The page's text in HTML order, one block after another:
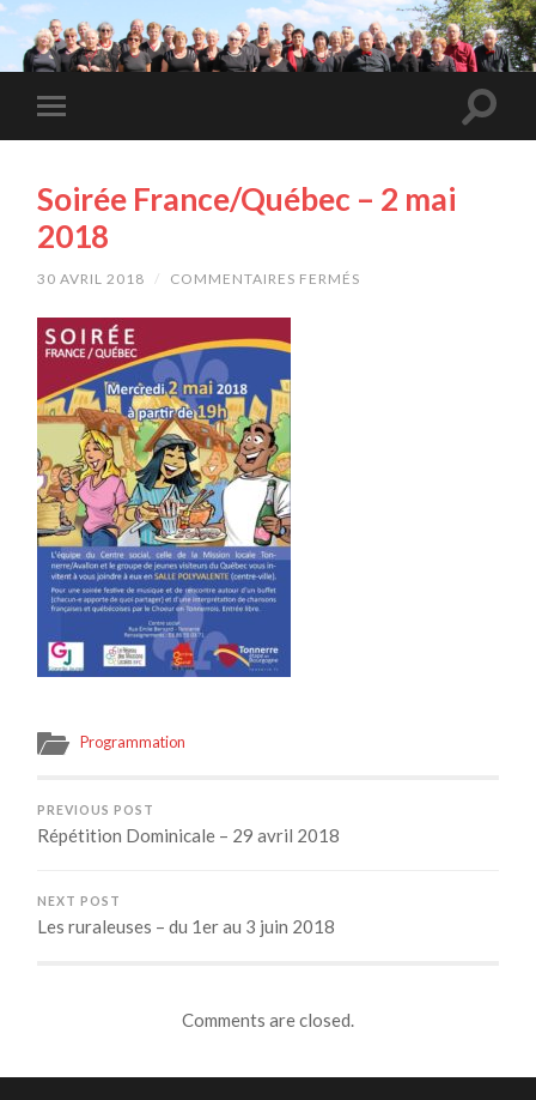
Soirée France/Québec – 2 mai
2018
30 AVRIL 2018 / COMMENTAIRES FERMÉS
Programmation
PREVIOUS POST
Répétition Dominicale – 29 avril 2018
NEXT POST
Les ruraleuses – du 1er au 3 juin 2018
Comments are closed.